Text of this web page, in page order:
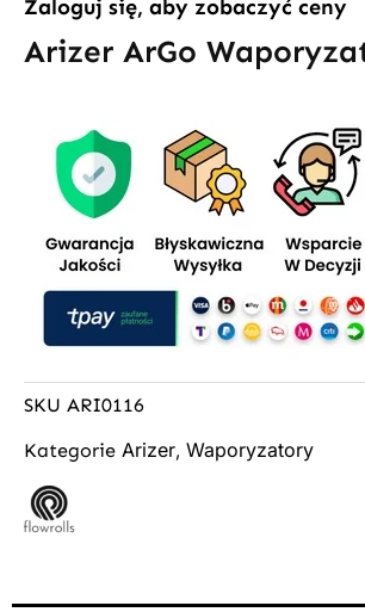
Zaloguj się, aby zobaczyć ceny
Arizer ArGo
SKU ARI0116
Kategorie Arizer, Waporyzatory